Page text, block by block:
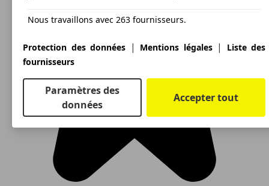
Nous travaillons avec 263 fournisseurs.
Protection des données | Mentions légales|
Liste des
fournisseurs
Paramètres des
données
Accepter tout